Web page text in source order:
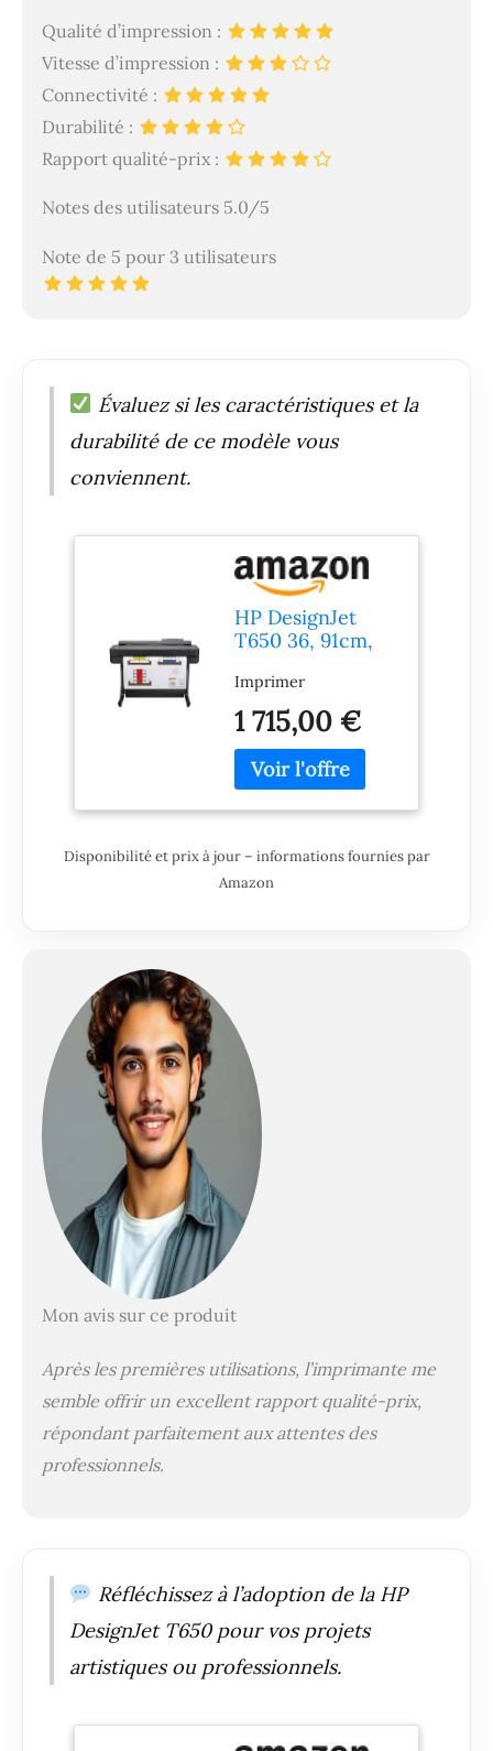
Qualité d’impression :
Vitesse d’impression :
Connectivité :
Durabilité :
Rapport qualité-prix :
Notes des utilisateurs 5.0/5
Note de 5 pour 3 utilisateurs
Évaluez si les caractéristiques et la
durabilité de ce modèle vous
conviennent.
HP DesignJet
T650 36, 91cm,
Grand Format,
Traceur,
Standard A4-A0,
82 Impressions
A1/h, Wi-FI,
Métal recyclé,
Version 2025,
Garantie 2 Ans,
Imprimer
1 715,00 €
Disponibilité et prix à jour – informations fournies par
Amazon
Mon avis sur ce produit
Après les premières utilisations, l’imprimante me
semble offrir un excellent rapport qualité-prix,
répondant parfaitement aux attentes des
professionnels.
Réfléchissez à l’adoption de la HP
DesignJet T650 pour vos projets
artistiques ou professionnels.